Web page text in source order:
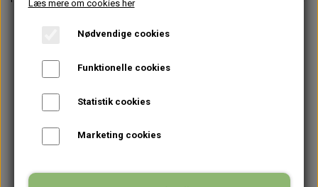
Firmagaver
Læs mere om cookies her
Nødvendige cookies
Funktionelle cookies
Statistik cookies
Marketing cookies